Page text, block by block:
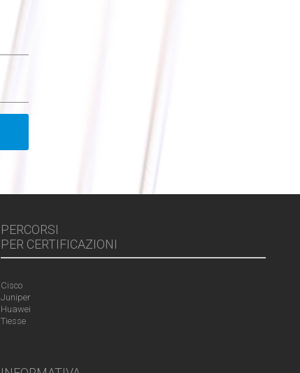
PERCORSI
PER CERTIFICAZIONI
Cisco
Juniper
Huawei
Tiesse